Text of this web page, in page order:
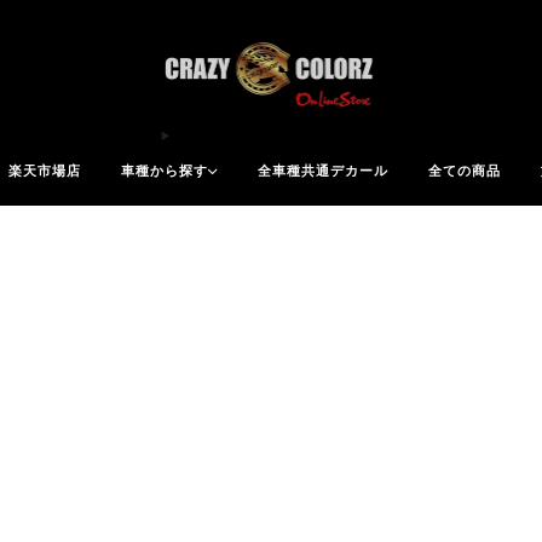
楽天市場店 車種から探す 全車種共通デカール 全ての商品